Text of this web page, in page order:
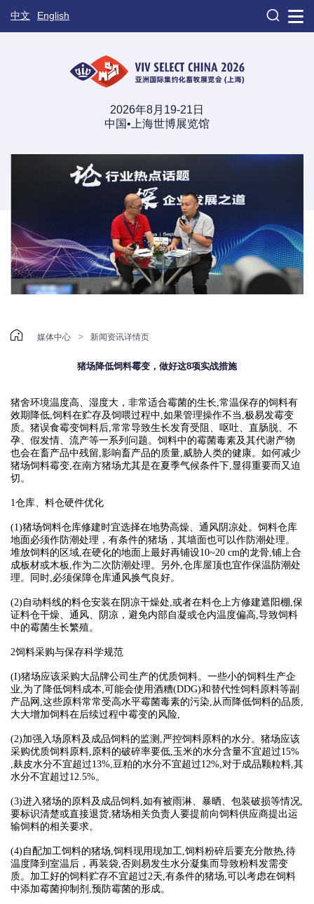
中文 English 
2026年8月19-21日
中国•上海世博展览馆
 媒体中心 > 新闻资讯详情页
猪场降低饲料霉变，做好这8项实战措施
猪舍环境温度高、湿度大，非常适合霉菌的生长,常温保存的饲料有
效期降低,饲料在贮存及饲喂过程中,如果管理操作不当,极易发霉变
质。猪误食霉变饲料后,常常导致生长发育受阻、呕吐、直肠脱、不
孕、假发情、流产等一系列问题。饲料中的霉菌毒素及其代谢产物
也会在畜产品中残留,影响畜产品的质量,威胁人类的健康。如何减少
猪场饲料霉变,在南方猪场尤其是在夏季气候条件下,显得重要而又迫
切。
1仓库、料仓硬件优化
(1)猪场饲料仓库修建时宜选择在地势高燥、通风阴凉处。饲料仓库
地面必须作防潮处理，有条件的猪场，其墙面也可以作防潮处理。
堆放饲料的区域,在硬化的地面上最好再铺设10~20 cm的龙骨,铺上合
成板材或木板,作为二次防潮处理。另外,仓库屋顶也宜作保温防潮处
理。同时,必须保障仓库通风换气良好。
(2)自动料线的料仓安装在阴凉干燥处,或者在料仓上方修建遮阳棚,保
证料仓干燥、通风、阴凉，避免内部自凝或仓内温度偏高,导致饲料
中的霉菌生长繁殖。
2饲料采购与保存科学规范
(I)猪场应该采购大品牌公司生产的优质饲料。一些小的饲料生产企
业,为了降低饲料成本,可能会使用酒糟(DDG)和替代性饲料原料等副
产品网,这些原料常常受高水平霉菌毒素的污染,从而降低饲料的品质,
大大增加饲料在后续过程中霉变的风险,
(2)加强入场原料及成品饲料的监测,严控饲料原料的水分。猪场应该
采购优质饲料原料,原料的破碎率要低,玉米的水分含量不宜超过15%
,麸皮水分不宜超过13%,豆粕的水分不宜超过12%,对于成品颗粒料,其
水分不宜超过12.5%。
(3)进入猪场的原料及成品饲料,如有被雨淋、暴晒、包装破损等情况,
要标识清楚或直接退货,猪场相关负责人要提前向饲料供应商提出运
输饲料的相关要求。
(4)自配加工饲料的猪场,饲料现用现加工,饲料粉碎后要充分散热,待
温度降到室温后，再装袋,否则易发生水分凝集而导致粉料发需变
质。加工好的饲料贮存不宜超过2天,有条件的猪场,可以考虑在饲料
中添加霉菌抑制剂,预防霉菌的形成。